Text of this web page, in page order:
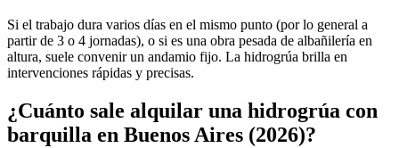
Si el trabajo dura varios días en el mismo punto (por lo general a
partir de 3 o 4 jornadas), o si es una obra pesada de albañilería en
altura, suele convenir un andamio fijo. La hidrogrúa brilla en
intervenciones rápidas y precisas.
¿Cuánto sale alquilar una hidrogrúa con
barquilla en Buenos Aires (2026)?